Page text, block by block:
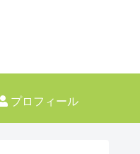
プロフィール